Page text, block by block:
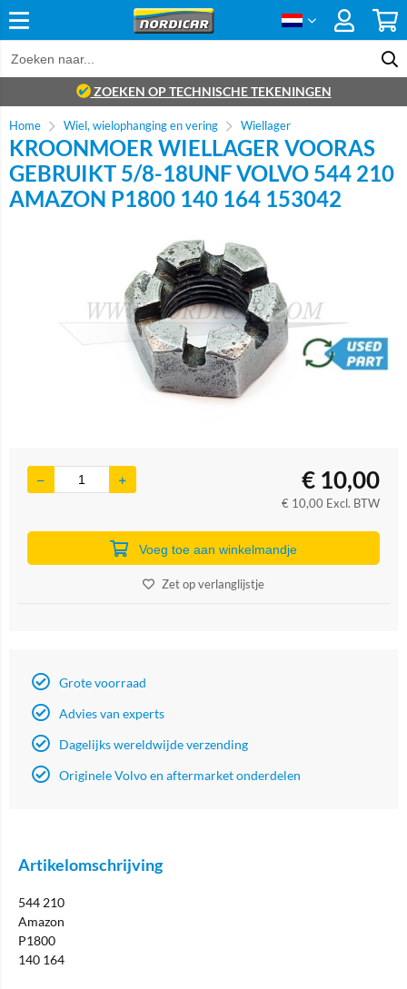
ZOEKEN OP TECHNISCHE TEKENINGEN
Home Wiel, wielophanging en vering Wiellager
KROONMOER WIELLAGER VOORAS
GEBRUIKT 5/8-18UNF VOLVO 544 210
AMAZON P1800 140 164 153042
brand
€ 10,00
€ 10,00 Excl. BTW
Voeg toe aan winkelmandje
Zet op verlanglijstje
Grote voorraad
Advies van experts
Dagelijks wereldwijde verzending
Originele Volvo en aftermarket onderdelen
Artikelomschrijving
544 210
Amazon
P1800
140 164